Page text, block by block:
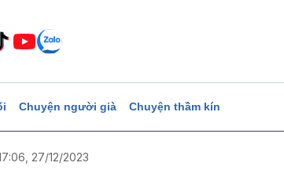
Chuyện người già Chuyện thầm kín
27/12/2023